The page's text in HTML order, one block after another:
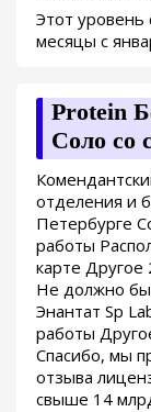
Этот уровень
месяцы с
Protein
Соло со
отделения и
Петербурге
работы
карте
Не должно
Энантат Sp
работы
Спасибо, мы
отзыва
свыше 14